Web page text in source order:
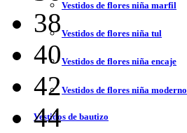
Vestidos de flores niña marfil
Vestidos de flores niña tul
Vestidos de flores niña encaje
Vestidos de flores niña moderno
Vestidos de bautizo
38
40
42
44